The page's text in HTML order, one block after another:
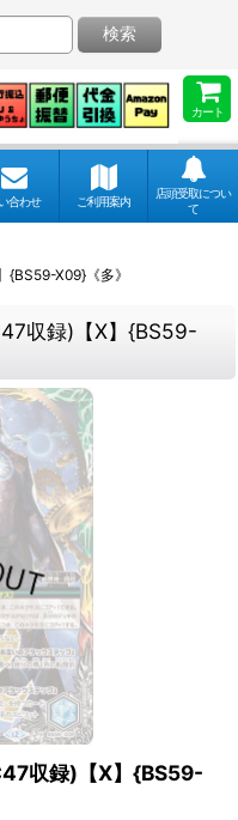
カート
検索
合わせ ご利用案内
店頭受取につい
て
X09}《多》
収録)【X】{BS59-
収録)【X】{BS59-